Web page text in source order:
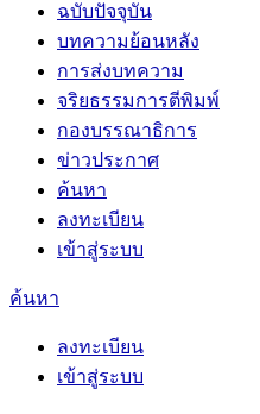
ฉบับปัจจุบัน
บทความย้อนหลัง
การส่งบทความ
จริยธรรมการตีพิมพ์
กองบรรณาธิการ
ข่าวประกาศ
ค้นหา
ลงทะเบียน
เข้าสู่ระบบ
ค้นหา
ลงทะเบียน
เข้าสู่ระบบ